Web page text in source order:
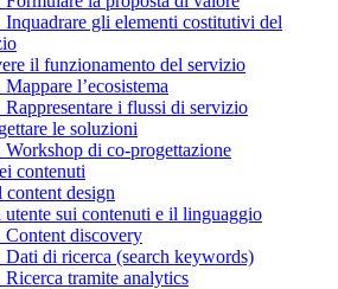
Inquadrare gli elementi costitutivi del
il funzionamento del servizio
Mappare l’ecosistema
Rappresentare i flussi di servizio
le soluzioni
Workshop di co-progettazione
contenuti
content design
utente sui contenuti e il linguaggio
Content discovery
Dati di ricerca (search keywords)
Ricerca tramite analytics